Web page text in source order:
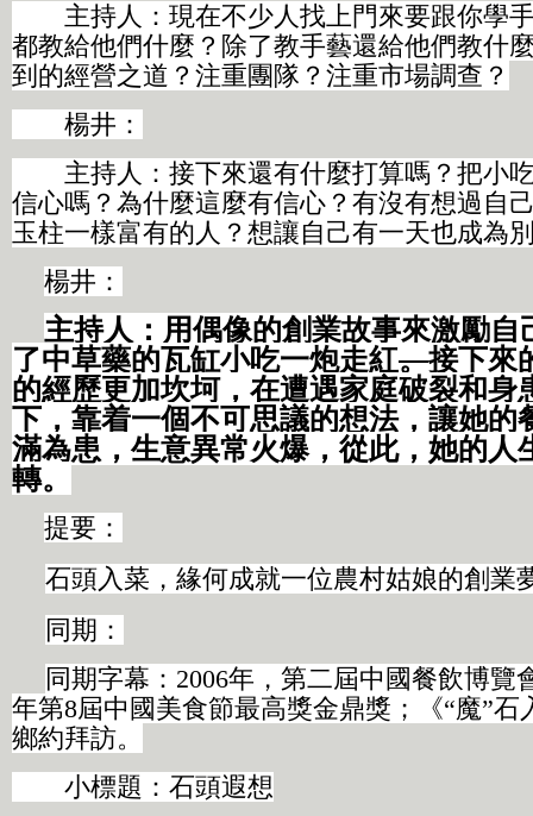
主持人：現在不少人找上門來要跟你學
都教給他們什麼？除了教手藝還給他們教什
到的經營之道？注重團隊？注重市場調查？
楊井：
主持人：接下來還有什麼打算嗎？把小
信心嗎？為什麼這麼有信心？有沒有想過自
玉柱一樣富有的人？想讓自己有一天也成為
楊井：
主持人：用偶像的創業故事來激勵自
了中草藥的瓦缸小吃一炮走紅。接下來
的經歷更加坎坷，在遭遇家庭破裂和身
下，靠着一個不可思議的想法，讓她的
滿為患，生意異常火爆，從此，她的人
轉。
提要：
石頭入菜，緣何成就一位農村姑娘的創業
同期：
同期字幕：2006年，第二屆中國餐飲博覽
年第8屆中國美食節最高獎金鼎獎；《“魔”
鄉約拜訪。
小標題：石頭遐想